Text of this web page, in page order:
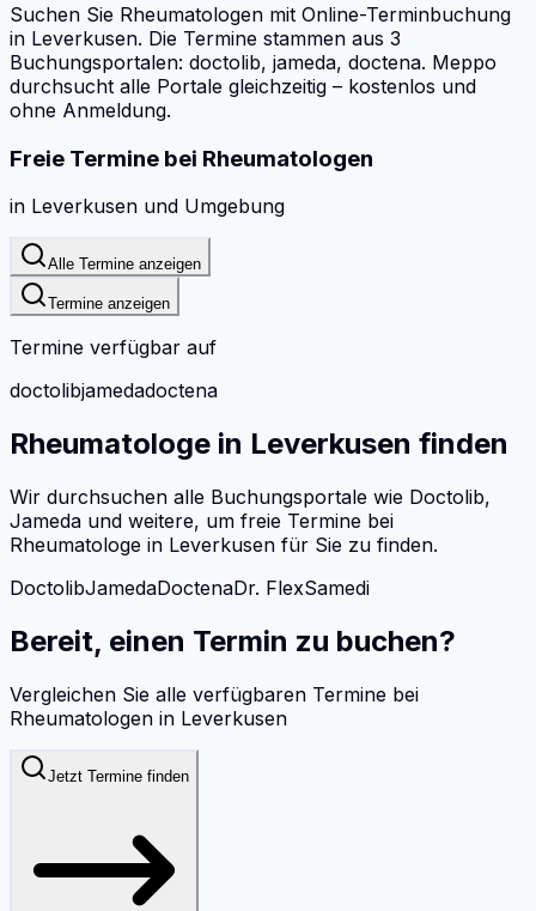
Suchen Sie Rheumatologen mit Online-Terminbuchung
in Leverkusen. Die Termine stammen aus 3
Buchungsportalen: doctolib, jameda, doctena. Meppo
durchsucht alle Portale gleichzeitig – kostenlos und
ohne Anmeldung.
Freie Termine bei Rheumatologen
in Leverkusen und Umgebung
Alle Termine anzeigen
Termine anzeigen
Termine verfügbar auf
doctolibjamedadoctena
Rheumatologe in Leverkusen finden
Wir durchsuchen alle Buchungsportale wie Doctolib,
Jameda und weitere, um freie Termine bei
Rheumatologe in Leverkusen für Sie zu finden.
DoctolibJamedaDoctenaDr. FlexSamedi
Bereit, einen Termin zu buchen?
Vergleichen Sie alle verfügbaren Termine bei
Rheumatologen in Leverkusen
Jetzt Termine finden